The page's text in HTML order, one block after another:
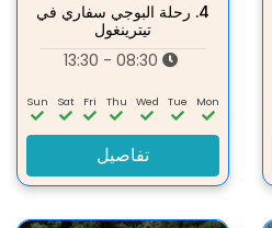
4. رحلة البوجي سفاري في
تيترينغول
Mon
Tue
Wed
Thu
Fri
Sat
Sun
تفاصيل